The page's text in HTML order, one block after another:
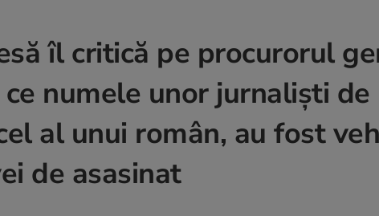
îl critică pe procurorul
numele unor jurnaliști
al unui român, au fost
de asasinat